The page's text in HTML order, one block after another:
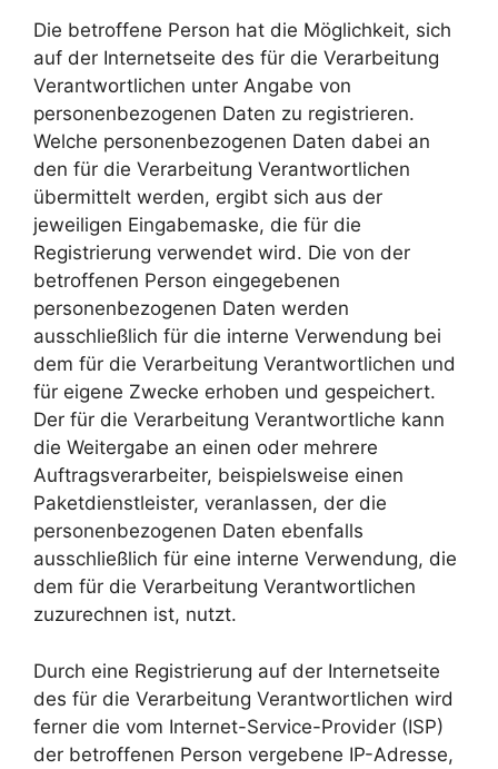
Die betroffene Person hat die Möglichkeit, sich
auf der Internetseite des für die Verarbeitung
Verantwortlichen unter Angabe von
personenbezogenen Daten zu registrieren.
Welche personenbezogenen Daten dabei an
den für die Verarbeitung Verantwortlichen
übermittelt werden, ergibt sich aus der
jeweiligen Eingabemaske, die für die
Registrierung verwendet wird. Die von der
betroffenen Person eingegebenen
personenbezogenen Daten werden
ausschließlich für die interne Verwendung bei
dem für die Verarbeitung Verantwortlichen und
für eigene Zwecke erhoben und gespeichert.
Der für die Verarbeitung Verantwortliche kann
die Weitergabe an einen oder mehrere
Auftragsverarbeiter, beispielsweise einen
Paketdienstleister, veranlassen, der die
personenbezogenen Daten ebenfalls
ausschließlich für eine interne Verwendung, die
dem für die Verarbeitung Verantwortlichen
zuzurechnen ist, nutzt.
Durch eine Registrierung auf der Internetseite
des für die Verarbeitung Verantwortlichen wird
ferner die vom Internet-Service-Provider (ISP)
der betroffenen Person vergebene IP-Adresse,